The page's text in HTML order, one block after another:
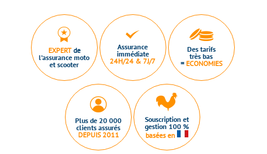
EXPERTde
l’assurance moto
et scooter
Assurance
immédiate
24H/24 & 7J/7
Des tarifs
très bas
= ECONOMIES
Plus de 20 000
clients assurés
DEPUIS 2011
Souscription et
gestion 100 %
basées en